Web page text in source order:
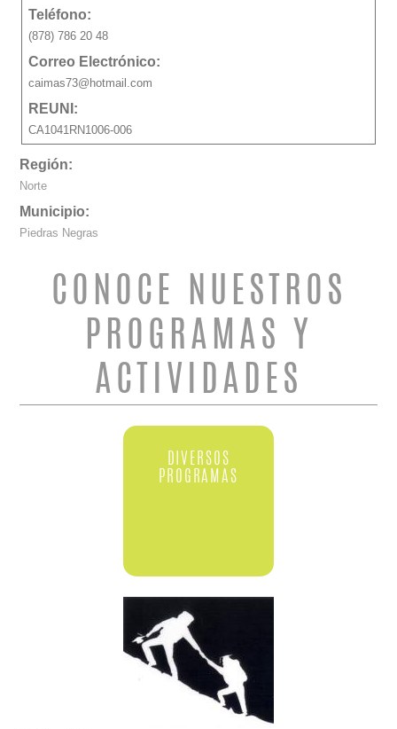
Teléfono:
(878) 786 20 48
Correo Electrónico:
caimas73@hotmail.com
REUNI:
CA1041RN1006-006
Región:
Norte
Municipio:
Piedras Negras
CONOCE NUESTROS
PROGRAMAS Y
ACTIVIDADES
DIVERSOS
PROGRAMAS